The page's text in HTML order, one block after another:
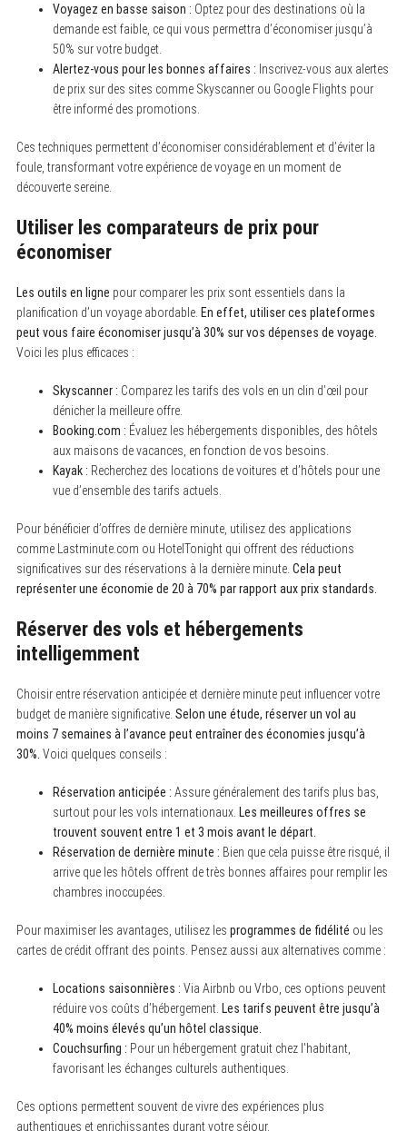
Voyagez en basse saison : Optez pour des destinations où la
demande est faible, ce qui vous permettra d’économiser jusqu’à
50% sur votre budget.
Alertez-vous pour les bonnes affaires : Inscrivez-vous aux alertes
de prix sur des sites comme Skyscanner ou Google Flights pour
être informé des promotions.
Ces techniques permettent d’économiser considérablement et d’éviter la
foule, transformant votre expérience de voyage en un moment de
découverte sereine.
Utiliser les comparateurs de prix pour
économiser
Les outils en ligne pour comparer les prix sont essentiels dans la
planification d’un voyage abordable. En effet, utiliser ces plateformes
peut vous faire économiser jusqu’à 30% sur vos dépenses de voyage.
Voici les plus efficaces :
Skyscanner : Comparez les tarifs des vols en un clin d’œil pour
dénicher la meilleure offre.
Booking.com : Évaluez les hébergements disponibles, des hôtels
aux maisons de vacances, en fonction de vos besoins.
Kayak : Recherchez des locations de voitures et d’hôtels pour une
vue d’ensemble des tarifs actuels.
Pour bénéficier d’offres de dernière minute, utilisez des applications
comme Lastminute.com ou HotelTonight qui offrent des réductions
significatives sur des réservations à la dernière minute. Cela peut
représenter une économie de 20 à 70% par rapport aux prix standards.
Réserver des vols et hébergements
intelligemment
Choisir entre réservation anticipée et dernière minute peut influencer votre
budget de manière significative. Selon une étude, réserver un vol au
moins 7 semaines à l’avance peut entraîner des économies jusqu’à
30%. Voici quelques conseils :
Réservation anticipée : Assure généralement des tarifs plus bas,
surtout pour les vols internationaux. Les meilleures offres se
trouvent souvent entre 1 et 3 mois avant le départ.
Réservation de dernière minute : Bien que cela puisse être risqué, il
arrive que les hôtels offrent de très bonnes affaires pour remplir les
chambres inoccupées.
Pour maximiser les avantages, utilisez les programmes de fidélité ou les
cartes de crédit offrant des points. Pensez aussi aux alternatives comme :
Locations saisonnières : Via Airbnb ou Vrbo, ces options peuvent
réduire vos coûts d’hébergement. Les tarifs peuvent être jusqu’à
40% moins élevés qu’un hôtel classique.
Couchsurfing : Pour un hébergement gratuit chez l’habitant,
favorisant les échanges culturels authentiques.
Ces options permettent souvent de vivre des expériences plus
authentiques et enrichissantes durant votre séjour.
e
a
r
h
o
: